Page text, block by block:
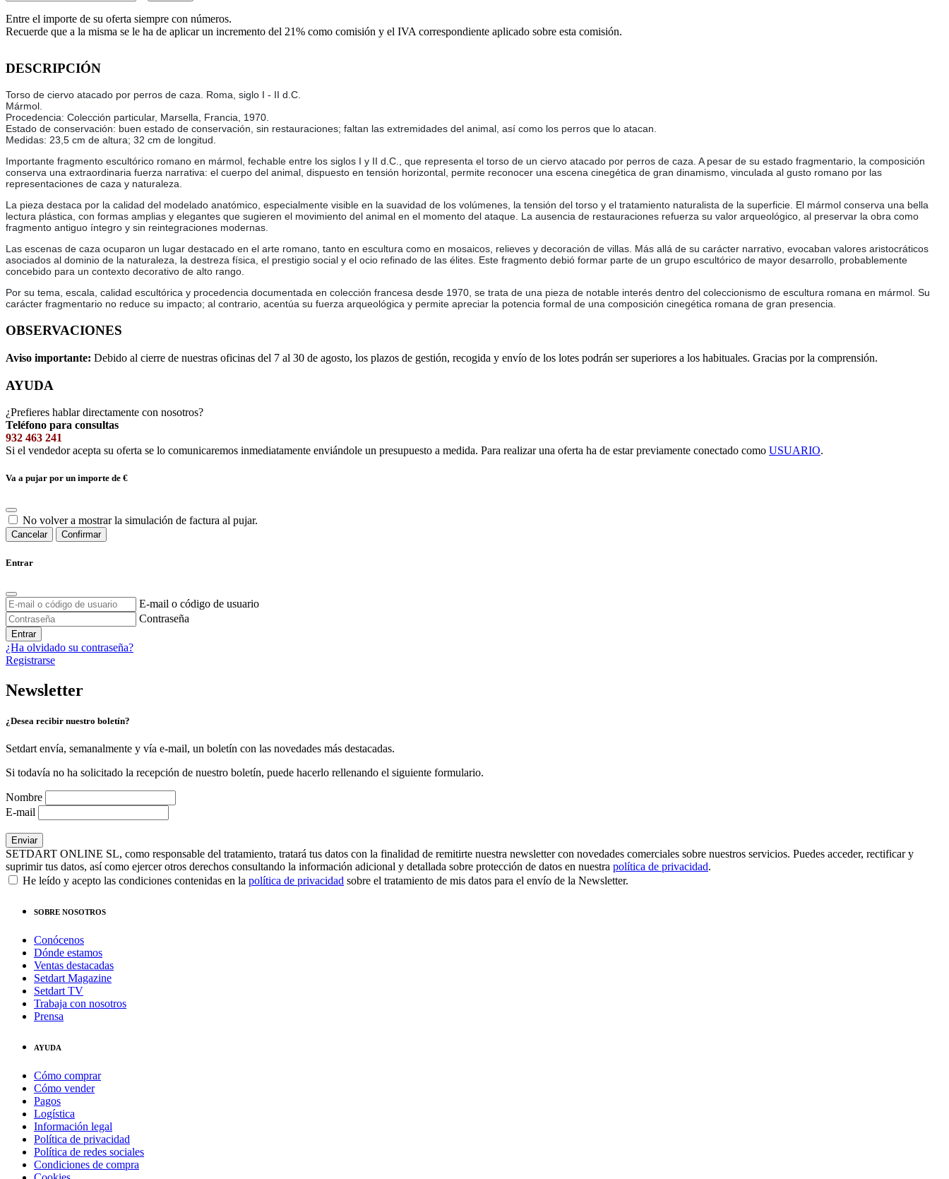
Entre el importe de su oferta siempre con números.
Recuerde que a la misma se le ha de aplicar un incremento del 21% como comisión y el IVA correspondiente aplicado sobre esta comisión.
DESCRIPCIÓN
Torso de ciervo atacado por perros de caza. Roma, siglo I - II d.C.
Mármol.
Procedencia: Colección particular, Marsella, Francia, 1970.
Estado de conservación: buen estado de conservación, sin restauraciones; faltan las extremidades del animal, así como los perros que lo atacan.
Medidas: 23,5 cm de altura; 32 cm de longitud.
Importante fragmento escultórico romano en mármol, fechable entre los siglos I y II d.C., que representa el torso de un ciervo atacado por perros de caza. A pesar de su estado fragmentario, la composición
conserva una extraordinaria fuerza narrativa: el cuerpo del animal, dispuesto en tensión horizontal, permite reconocer una escena cinegética de gran dinamismo, vinculada al gusto romano por las
representaciones de caza y naturaleza.
La pieza destaca por la calidad del modelado anatómico, especialmente visible en la suavidad de los volúmenes, la tensión del torso y el tratamiento naturalista de la superficie. El mármol conserva una bella
lectura plástica, con formas amplias y elegantes que sugieren el movimiento del animal en el momento del ataque. La ausencia de restauraciones refuerza su valor arqueológico, al preservar la obra como
fragmento antiguo íntegro y sin reintegraciones modernas.
Las escenas de caza ocuparon un lugar destacado en el arte romano, tanto en escultura como en mosaicos, relieves y decoración de villas. Más allá de su carácter narrativo, evocaban valores aristocráticos
asociados al dominio de la naturaleza, la destreza física, el prestigio social y el ocio refinado de las élites. Este fragmento debió formar parte de un grupo escultórico de mayor desarrollo, probablemente
concebido para un contexto decorativo de alto rango.
Por su tema, escala, calidad escultórica y procedencia documentada en colección francesa desde 1970, se trata de una pieza de notable interés dentro del coleccionismo de escultura romana en mármol. Su
carácter fragmentario no reduce su impacto; al contrario, acentúa su fuerza arqueológica y permite apreciar la potencia formal de una composición cinegética romana de gran presencia.
OBSERVACIONES
Aviso importante: Debido al cierre de nuestras oficinas del 7 al 30 de agosto, los plazos de gestión, recogida y envío de los lotes podrán ser superiores a los habituales. Gracias por la comprensión.
AYUDA
¿Prefieres hablar directamente con nosotros?
Teléfono para consultas
932 463 241
Si el vendedor acepta su oferta se lo comunicaremos inmediatamente enviándole un presupuesto a medida. Para realizar una oferta ha de estar previamente conectado como USUARIO.
Va a pujar por un importe de €
No volver a mostrar la simulación de factura al pujar.
Cancelar Confirmar
Entrar
E-mail o código de usuario
Contraseña
Entrar
¿Ha olvidado su contraseña?
Registrarse
Newsletter
¿Desea recibir nuestro boletín?
Setdart envía, semanalmente y vía e-mail, un boletín con las novedades más destacadas.
Si todavía no ha solicitado la recepción de nuestro boletín, puede hacerlo rellenando el siguiente formulario.
Nombre
E-mail
SETDART ONLINE SL, como responsable del tratamiento, tratará tus datos con la finalidad de remitirte nuestra newsletter con novedades comerciales sobre nuestros servicios. Puedes acceder, rectificar y
suprimir tus datos, así como ejercer otros derechos consultando la información adicional y detallada sobre protección de datos en nuestra política de privacidad.
He leído y acepto las condiciones contenidas en la política de privacidad sobre el tratamiento de mis datos para el envío de la Newsletter.
SOBRE NOSOTROS
Conócenos
Dónde estamos
Ventas destacadas
Setdart Magazine
Setdart TV
Trabaja con nosotros
Prensa
AYUDA
Cómo comprar
Cómo vender
Pagos
Logística
Información legal
Política de privacidad
Política de redes sociales
Condiciones de compra